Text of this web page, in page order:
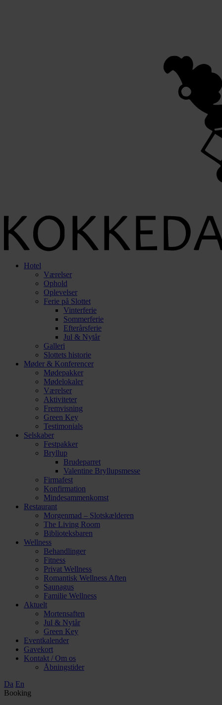
Hotel
Værelser
Ophold
Oplevelser
Ferie på Slottet
Vinterferie
Sommerferie
Efterårsferie
Jul & Nytår
Galleri
Slottets historie
Møder & Konferencer
Mødepakker
Mødelokaler
Værelser
Aktiviteter
Fremvisning
Green Key
Testimonials
Selskaber
Festpakker
Bryllup
Brudeparret
Valentine Bryllupsmesse
Firmafest
Konfirmation
Mindesammenkomst
Restaurant
Morgenmad – Slotskælderen
The Living Room
Biblioteksbaren
Wellness
Behandlinger
Fitness
Privat Wellness
Romantisk Wellness Aften
Saunagus
Familie Wellness
Aktuelt
Mortensaften
Jul & Nytår
Green Key
Eventkalender
Gavekort
Kontakt / Om os
Åbningstider
Da En
Booking